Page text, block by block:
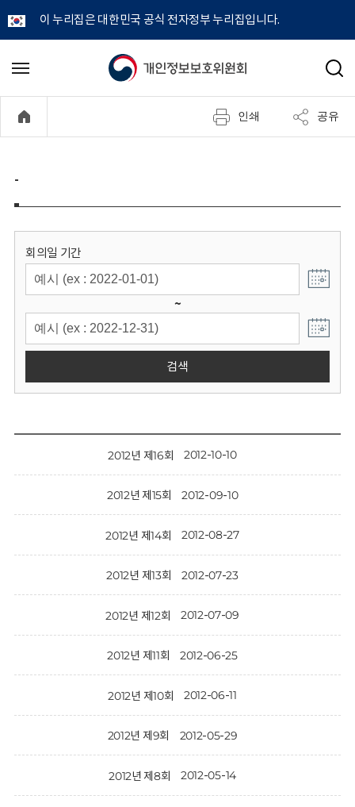
이 누리집은 대한민국 공식 전자정부 누리집입니다.
개
정
보
위
원
회
메
기
검
인쇄 공유
-
회의일 기간
~
검색
2012년 제16회 2012-10-10
2012년 제15회 2012-09-10
2012년 제14회 2012-08-27
2012년 제13회 2012-07-23
2012년 제12회 2012-07-09
2012년 제11회 2012-06-25
2012년 제10회 2012-06-11
2012년 제9회 2012-05-29
2012년 제8회 2012-05-14